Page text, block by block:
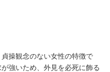
操観念のない女性の特徴で
強いため、外見を必死に飾る